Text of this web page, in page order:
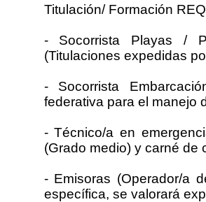
Titulación/ Formación
- Socorrista Playas /
(Titulaciones expedidas
- Socorrista
federativa para el manejo
- Técnico/a en
(Grado medio) y carné de
- Emisoras (Operador/a
específica, se valorará